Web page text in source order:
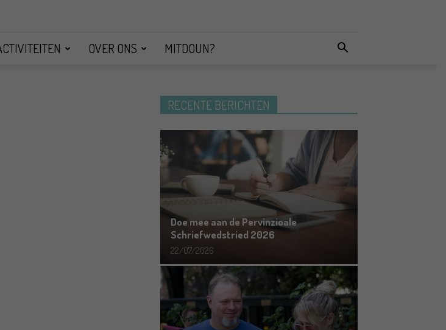
OVER ONS MITDOUN?
RECENTE BERICHTEN
Doe mee aan de Pervinzioale
Schriefwedstried 2026
22/07/2026